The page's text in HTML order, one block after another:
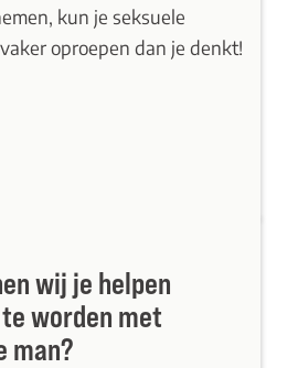
kun je seksuele
oproepen dan je denkt!
wij je helpen
worden met
man?